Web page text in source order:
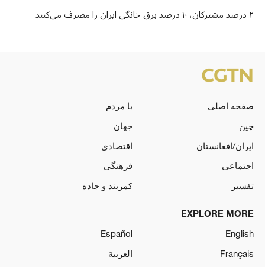
۲ درصد مشترکان، ۱۰ درصد برق خانگی ایران را مصرف می‌کنند
صفحه اصلی
با مردم
چین
جهان
ایران/افغانستان
اقتصادی
اجتماعی
فرهنگی
تفسیر
کمربند و جاده
EXPLORE MORE
English
Español
Français
العربية